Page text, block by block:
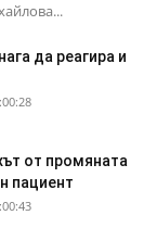
да реагира и
от промяната
пациент